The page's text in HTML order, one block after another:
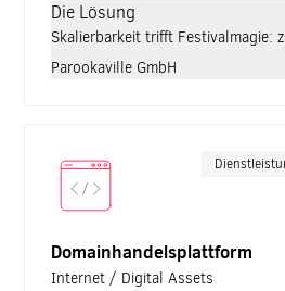
Die Lösung
Skalierbarkeit trifft Festivalmagie:
Parookaville GmbH
Domainhandelsplattform
Internet / Digital Assets